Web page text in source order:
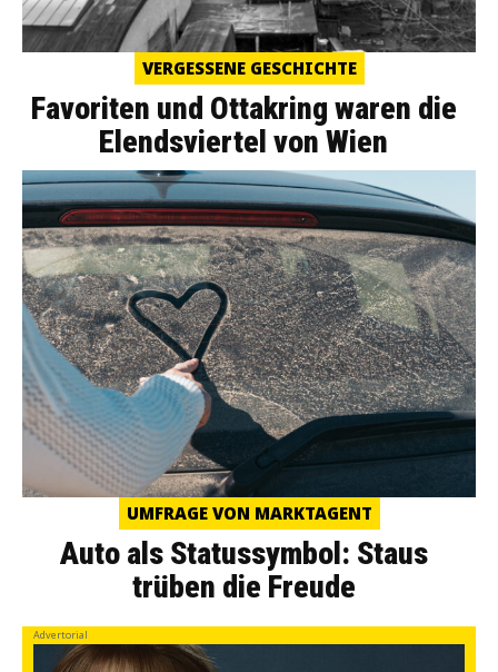
VERGESSENE GESCHICHTE
Favoriten und Ottakring waren die
Elendsviertel von Wien
UMFRAGE VON MARKTAGENT
Auto als Statussymbol: Staus
trüben die Freude
Advertorial